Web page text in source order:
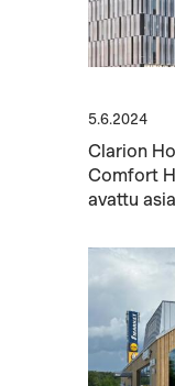
5.6.2024
Clarion
Comfort
avattu